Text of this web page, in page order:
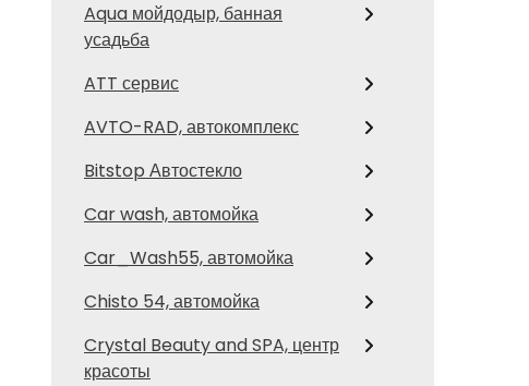
Aqua мойдодыр, банная
усадьба
ATT сервис
AVTO-RAD, автокомплекс
Bitstop Автостекло
Car wash, автомойка
Car_Wash55, автомойка
Chisto 54, автомойка
Crystal Beauty and SPA, центр
красоты